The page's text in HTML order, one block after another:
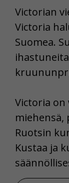
Victorian
Victoria
Suomea.
Victoria on
miehensä,
Ruotsin
Kustaa ja